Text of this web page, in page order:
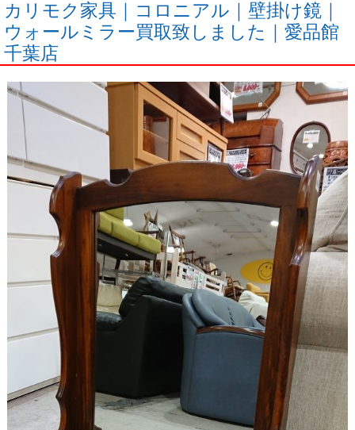
カリモク家具｜コロニアル｜壁掛け鏡｜
ウォールミラー買取致しました｜愛品館
千葉店